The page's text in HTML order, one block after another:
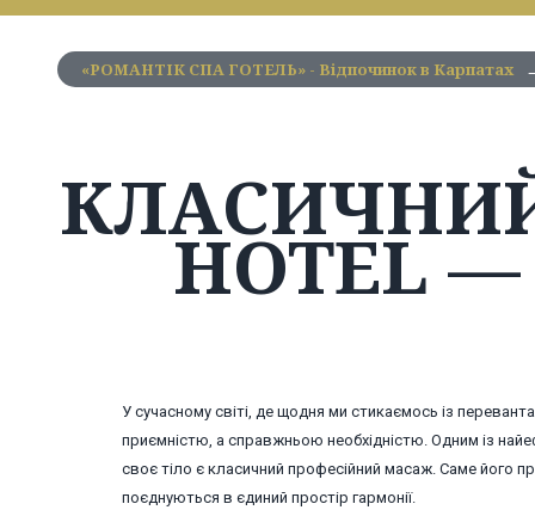
«РОМАНТІК СПА ГОТЕЛЬ» - Відпочинок в Карпатах
HOTEL
У сучасному світі, де щодня ми стикаємось із
приємністю, а справжньою необхідністю. Одним із
своє тіло є класичний професійний масаж. Саме його
поєднуються в єдиний простір гармонії.